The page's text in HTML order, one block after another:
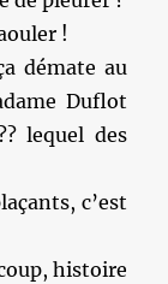
!
démate au
Duflot
lequel des
c’est
histoire